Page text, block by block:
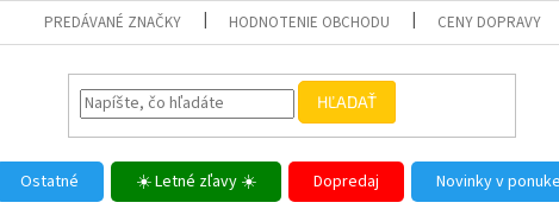
PREDÁVANÉ ZNAČKY HODNOTENIE OBCHODU CENY DOPRAVY
HĽADAŤ
Ostatné ☀️ Letné zľavy ☀️ Dopredaj Novinky v ponuke